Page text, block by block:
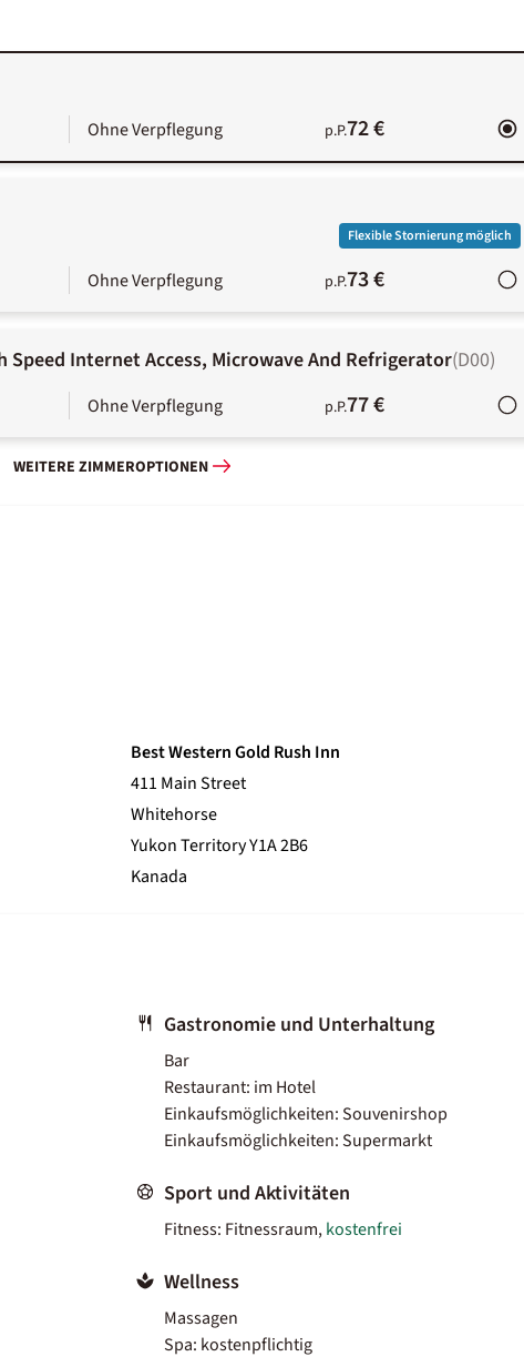
Ohne Verpflegung p.P.72 €
Flexible Stornierung möglich
Ohne Verpflegung p.P.73 €
Speed Internet Access, Microwave And Refrigerator(D00)
Ohne Verpflegung p.P.77 €
WEITERE ZIMMEROPTIONEN
Best Western Gold Rush Inn
411 Main Street
Whitehorse
Yukon Territory Y1A 2B6
Kanada
Gastronomie und Unterhaltung
Bar
Restaurant: im Hotel
Einkaufsmöglichkeiten: Souvenirshop
Einkaufsmöglichkeiten: Supermarkt
Sport und Aktivitäten
Fitness: Fitnessraum,kostenfrei
Wellness
Massagen
Spa: kostenpflichtig